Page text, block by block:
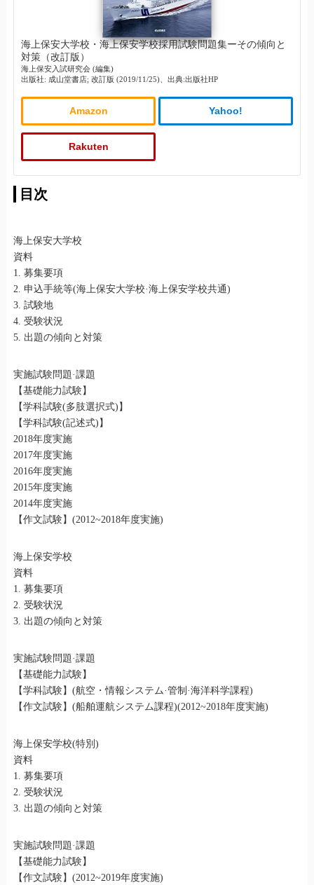
海上保安大学校・海上保安学校採用試験問題集ーその傾向と
対策（改訂版）
海上保安入試研究会 (編集)
出版社: 成山堂書店; 改訂版 (2019/11/25)、出典:出版社HP
Amazon Yahoo!
Rakuten
目次
海上保安大学校
資料
1. 募集要項
2. 申込手統等(海上保安大学校·海上保安学校共通)
3. 試験地
4. 受験状況
5. 出題の傾向と対策
実施試験問題·課題
【基礎能力試験】
【学科試験(多肢選択式)】
【学科試験(記述式)】
2018年度実施
2017年度実施
2016年度実施
2015年度実施
2014年度実施
【作文試験】(2012~2018年度実施)
海上保安学校
資料
1. 募集要項
2. 受験状況
3. 出題の傾向と対策
実施試験問題·課題
【基礎能力試験】
【学科試験】(航空・情報システム·管制·海洋科学課程)
【作文試験】(船舶運航システム課程)(2012~2018年度実施)
海上保安学校(特別)
資料
1. 募集要項
2. 受験状況
3. 出題の傾向と対策
実施試験問題·課題
【基礎能力試験】
【作文試験】(2012~2019年度実施)